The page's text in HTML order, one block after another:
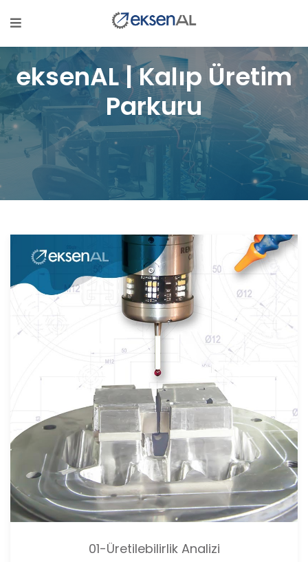
eksenAL | Kalıp Üretim
Parkuru
01-Üretilebilirlik Analizi